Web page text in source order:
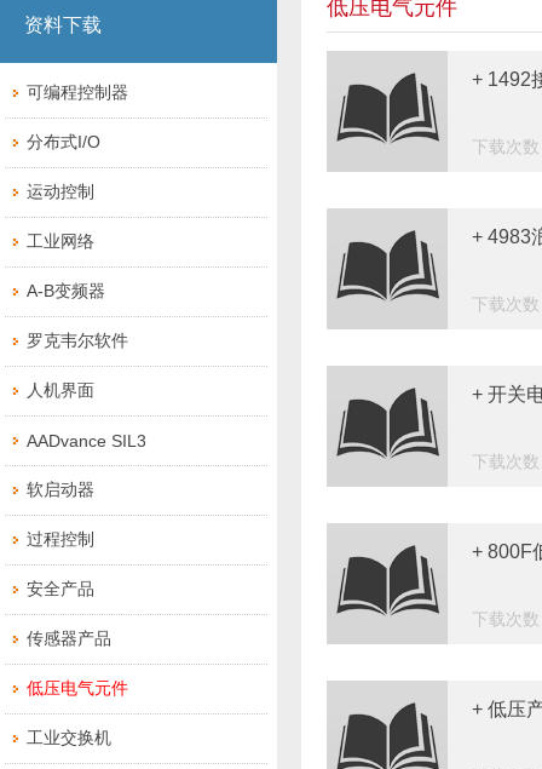
资料下载
可编程控制器
分布式I/O
运动控制
工业网络
A-B变频器
罗克韦尔软件
人机界面
AADvance SIL3
软启动器
过程控制
安全产品
传感器产品
低压电气元件
工业交换机
低压电气元件
+ 1492
下载次
+ 4983
下载次
+ 开关
下载次
+ 800F
下载次
+ 低压